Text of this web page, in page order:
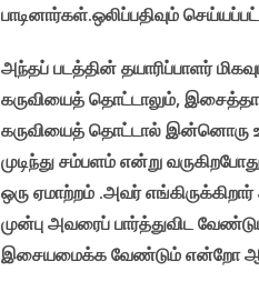
பாடினார்கள்.ஒலிப்பதிவும்
அந்தப் படத்தின் தயாரிப்பாளர்
கருவியைத் தொட்டாலும்,
கருவியைத் தொட்டால் இன்னொரு
முடிந்து சம்பளம் என்று
ஒரு ஏமாற்றம் .அவர்
முன்பு அவரைப் பார்த்துவிட
இசையமைக்க வேண்டும் என்றோ